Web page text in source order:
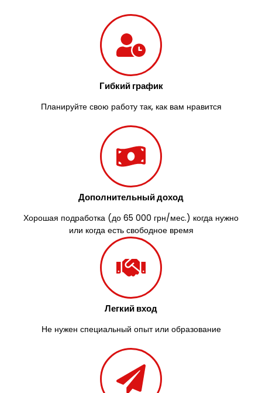
Гибкий график
Планируйте свою работу так, как вам нравится
Дополнительный доход
Хорошая подработка (до 65 000 грн/мес.) когда нужно
или когда есть свободное время
Легкий вход
Не нужен специальный опыт или образование
Южноукраинск
Знаменка
Звенигородка